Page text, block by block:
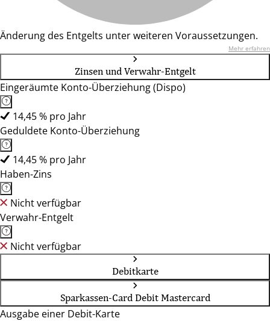
Änderung des Entgelts unter weiteren Voraussetzungen.
Mehr erfahren
Zinsen und Verwahr-Entgelt
Eingeräumte Konto-Überziehung (Dispo)
14,45 % pro Jahr
Geduldete Konto-Überziehung
14,45 % pro Jahr
Haben-Zins
Nicht verfügbar
Verwahr-Entgelt
Nicht verfügbar
Debitkarte
Sparkassen-Card Debit Mastercard
Ausgabe einer Debit-Karte